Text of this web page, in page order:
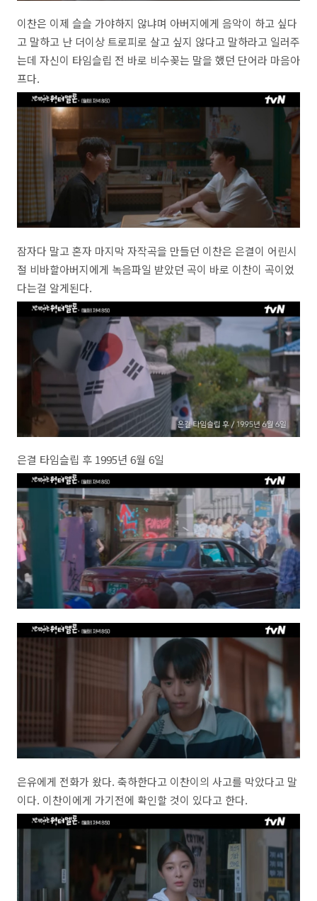
이찬은 이제 슬슬 가야하지 않냐며 아버지에게 음악이 하고 싶다
고 말하고 난 더이상 트로피로 살고 싶지 않다고 말하라고 일러주
는데 자신이 타임슬립 전 바로 비수꽂는 말을 했던 단어라 마음아
프다.
잠자다 말고 혼자 마지막 자작곡을 만들던 이찬은 은결이 어린시
절 비바할아버지에게 녹음파일 받았던 곡이 바로 이찬이 곡이었
다는걸 알게된다.
은결 타임슬립 후 1995년 6월 6일
은유에게 전화가 왔다. 축하한다고 이찬이의 사고를 막았다고 말
이다. 이찬이에게 가기전에 확인할 것이 있다고 한다.